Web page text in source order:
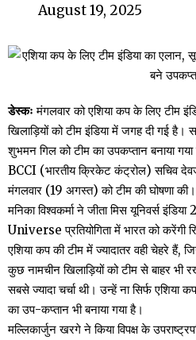
August 19, 2025
डेस्कः मंगलवार को एशिया कप के लिए टीम
खिलाड़ियों को टीम इंडिया में जगह दी गई है।
शुभमन गिल को टीम का उपकप्तान बनाया
BCCI (भारतीय क्रिकेट कंट्रोल) सच‍िव
मंगलवार (19 अगस्त) को टीम की घोषणा की।
मनिका विश्वकर्मा ने जीता मिस यूनिवर्स
Universe प्रतियोगिता में भारत को करेंगी
एशिया कप की टीम में ज्यादातर वही चेहरे
कुछ नामचीन खिलाड़ियों को टीम से बाहर
सबसे ज्यादा चर्चा थी। उन्हें ना सिर्फ एशिया
का उप-कप्तान भी बनाया गया है।
मल्लिकार्जुन खरगे ने किया विपक्ष के